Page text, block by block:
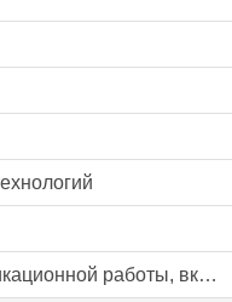
Защита выпускной квалификационной работы, включая подготовку к процедуре защиты и процедуру защиты